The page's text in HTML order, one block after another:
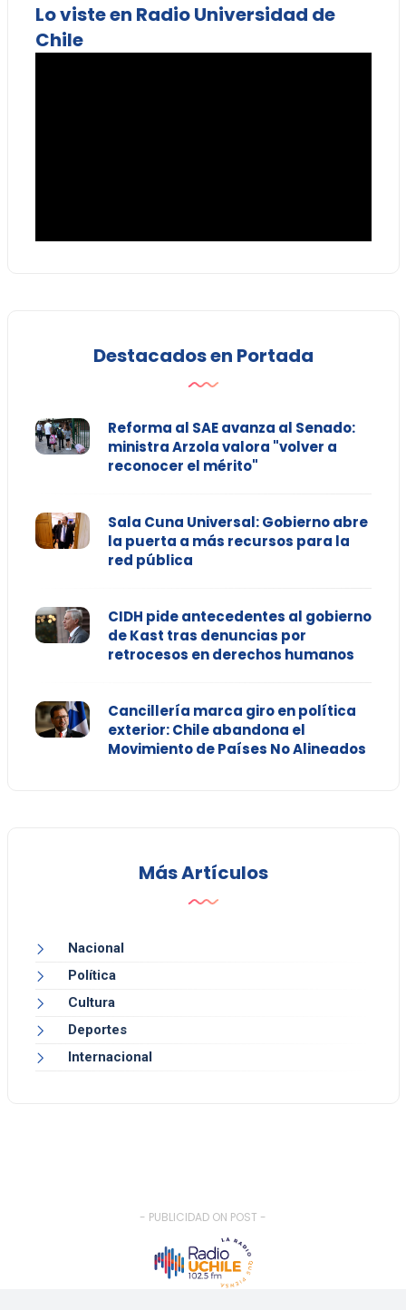
Lo viste en Radio Universidad de
Chile
Destacados en Portada
Reforma al SAE avanza al Senado:
ministra Arzola valora "volver a
reconocer el mérito"
Sala Cuna Universal: Gobierno abre
la puerta a más recursos para la
red pública
CIDH pide antecedentes al gobierno
de Kast tras denuncias por
retrocesos en derechos humanos
Cancillería marca giro en política
exterior: Chile abandona el
Movimiento de Países No Alineados
Más Artículos
Nacional
Política
Cultura
Deportes
Internacional
- PUBLICIDAD ON POST -